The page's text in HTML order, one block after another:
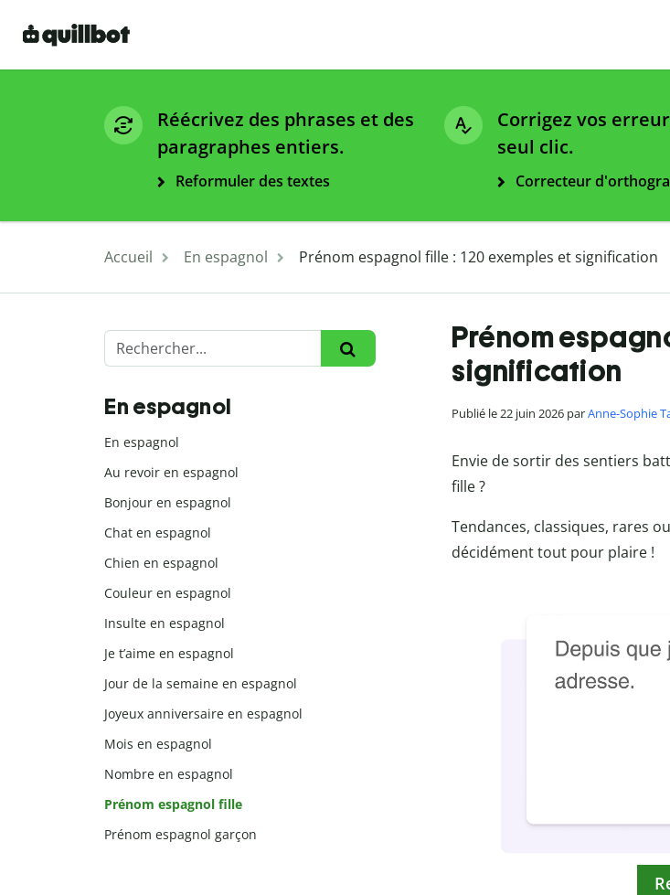
Réécrivez des phrases et des
paragraphes entiers.
Reformuler des textes
Corrigez vos
seul clic.
Correcteur
Accueil En espagnol Prénom espagnol fille : 120 exemples et signification
Prénom
signification
Publié le 22 juin 2026 parAnne-Sophie
Envie de sortir des sentiers
fille ?
Tendances, classiques, rares
décidément tout pour plaire !
En espagnol
En espagnol
Au revoir en espagnol
Bonjour en espagnol
Chat en espagnol
Chien en espagnol
Couleur en espagnol
Insulte en espagnol
Je t’aime en espagnol
Jour de la semaine en espagnol
Joyeux anniversaire en espagnol
Mois en espagnol
Nombre en espagnol
Prénom espagnol fille
Prénom espagnol garçon